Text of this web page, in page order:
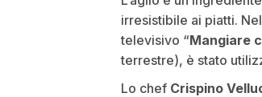
irresistibile ai piatti.
televisivo “Mangiare
terrestre), è stato
Lo chef Crispino